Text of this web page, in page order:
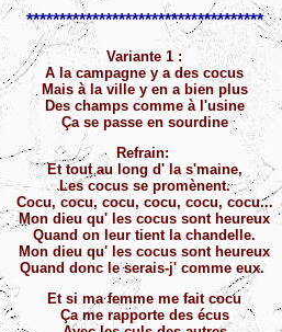
************************************
Variante 1 :
A la campagne y a des cocus
Mais à la ville y en a bien plus
Des champs comme à l'usine
Ça se passe en sourdine
Refrain:
Et tout au long d' la s'maine,
Les cocus se promènent.
Cocu, cocu, cocu, cocu, cocu, cocu...
Mon dieu qu' les cocus sont heureux
Quand on leur tient la chandelle.
Mon dieu qu' les cocus sont heureux
Quand donc le serais-j' comme eux.
Et si ma femme me fait cocu
Ça me rapporte des écus